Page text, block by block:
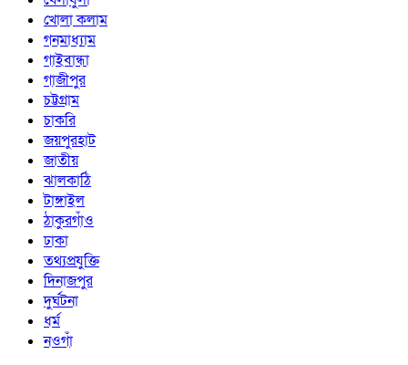
খোলা কলাম
গনমাধ্যাম
গাইবান্ধা
গাজীপুর
চট্টগ্রাম
চাকরি
জয়পুরহাট
জাতীয়
ঝালকাঠি
টাঙ্গাইল
ঠাকুরগাঁও
ঢাকা
তথ্যপ্রযুক্তি
দিনাজপুর
দুর্ঘটনা
ধর্ম
নওগাঁ